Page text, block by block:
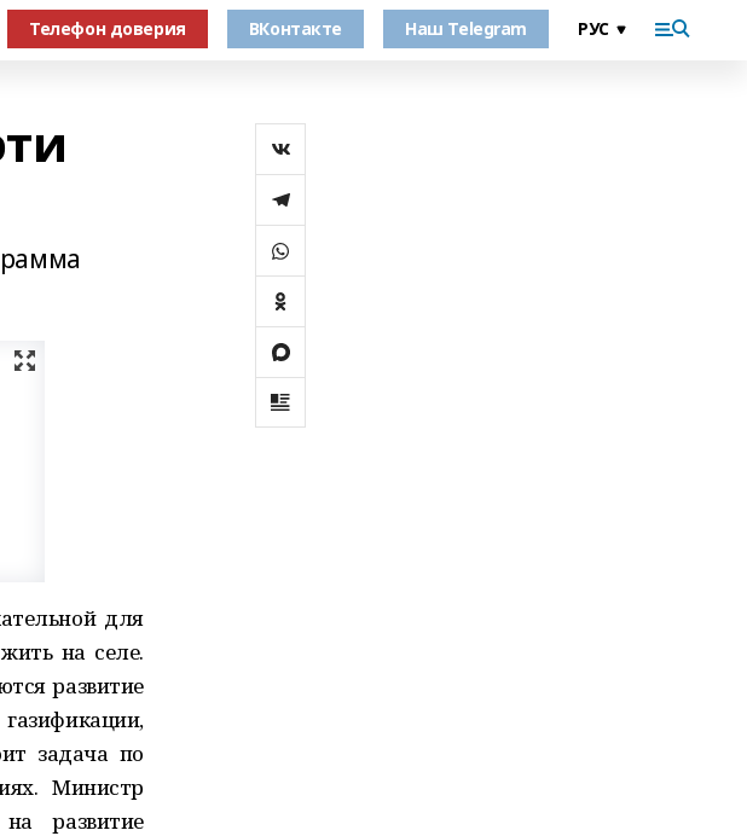
Телефон доверия ВКонтакте Наш Telegram
для
на селе.
развитие
задача по
Министр
развитие